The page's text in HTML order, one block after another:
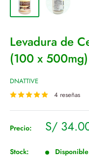
Levadura de
(100 x 500mg)
DNATTIVE
4 reseñas
Precio: Precio
de
venta
S/
Stock: Disponible